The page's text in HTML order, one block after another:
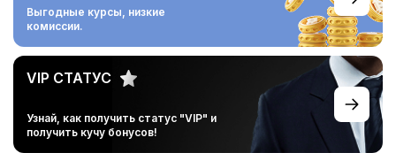
Выгодные курсы, низкие
комиссии.
VIP СТАТУС
Узнай, как получить статус "VIP" и
получить кучу бонусов!